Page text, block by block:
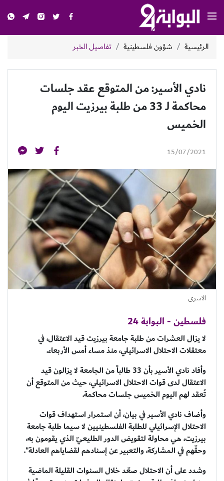
الرئيسية شؤون فلسطينية تفاصيل الخبر
نادي الأسير: من المتوقع عقد جلسات
محاكمة لـ 33 من طلبة بيرزيت اليوم
الخميس
15/07/2021
الاسرى
فلسطين - البوابة 24
لا يزال العشرات من طلبة جامعة بيرزيت قيد الاعتقال، في
معتقلات الاحتلال الاسرائيلي، منذ مساء أمس الأربعاء.
وأفاد نادي الأسير بأن 33 طالباً من الجامعة لا يزالون قيد
الاعتقال لدى قوات الاحتلال الاسرائيلي، حيث من المتوقع أن
تُعقد لهم اليوم الخميس جلسات محاكمة.
وأضاف نادي الأسير في بيان، أن استمرار استهداف قوات
الاحتلال الإسرائيلي للطلبة الفلسطينيين لا سيما طلبة جامعة
بيرزيت، هي محاولة لتقويض الدور الطليعيّ الذي يقومون به،
وحقّهم في المشاركة، والتعبير عن إسنادهم لقضاياهم العادلة".
وشدد على أن الاحتلال صعّد خلال السنوات القليلة الماضية